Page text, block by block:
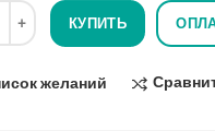
КУПИТЬ
желаний